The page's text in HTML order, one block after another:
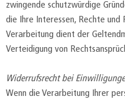
zwingende schutzwürdige
die Ihre Interessen, Rechte und
Verarbeitung dient der
Verteidigung von
Widerrufsrecht bei
Wenn die Verarbeitung Ihrer